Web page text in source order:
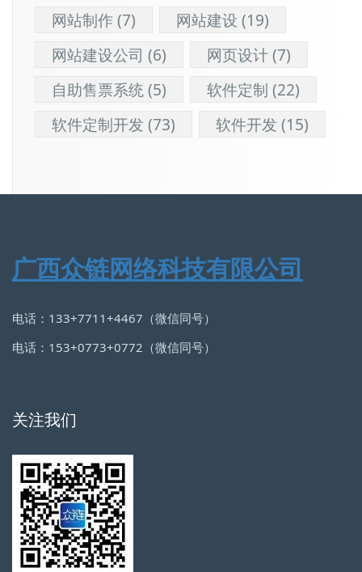
网站制作(7) 网站建设 (19)
网站建设公司 (6) 网页设计(7)
自助售票系统(5) 软件定制 (22)
软件定制开发 (73) 软件开发 (15)
广西众链网络科技有限公司
电话：133+7711+4467（微信同号）
电话：153+0773+0772（微信同号）
关注我们